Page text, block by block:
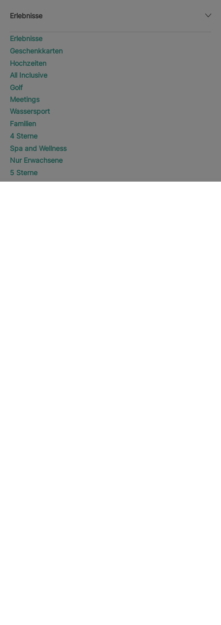
Erlebnisse
Erlebnisse
Geschenkkarten
Hochzeiten
All Inclusive
Golf
Meetings
Wassersport
Familien
4 Sterne
Spa and Wellness
Nur Erwachsene
5 Sterne